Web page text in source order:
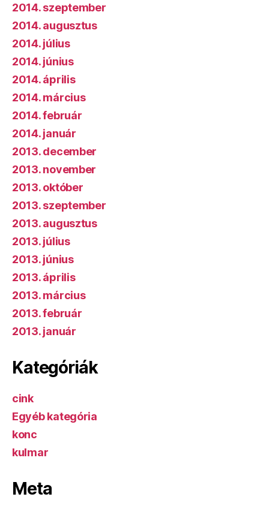
2014. szeptember
2014. augusztus
2014. július
2014. június
2014. április
2014. március
2014. február
2014. január
2013. december
2013. november
2013. október
2013. szeptember
2013. augusztus
2013. július
2013. június
2013. április
2013. március
2013. február
2013. január
Kategóriák
cink
Egyéb kategória
konc
kulmar
Meta